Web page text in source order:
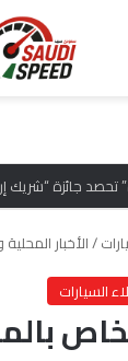
/الأخبار
السيارات